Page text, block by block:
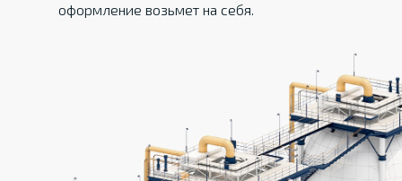
оформление возьмет на себя.